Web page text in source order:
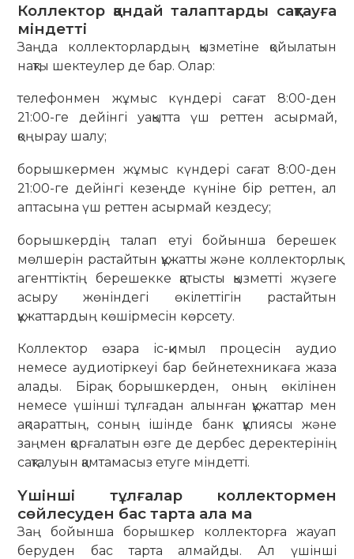
Коллектор қандай талаптарды сақтауға
міндетті
Заңда коллекторлардың қызметіне қойылатын
нақты шектеулер де бар. Олар:
телефонмен жұмыс күндері сағат 8:00-ден
21:00-ге дейінгі уақытта үш реттен асырмай,
қоңырау шалу;
борышкермен жұмыс күндері сағат 8:00-ден
21:00-ге дейінгі кезеңде күніне бір реттен, ал
аптасына үш реттен асырмай кездесу;
борышкердің талап етуі бойынша берешек
мөлшерін растайтын құжатты және коллекторлық
агенттіктің берешекке қатысты қызметті жүзеге
асыру жөніндегі өкілеттігін растайтын
құжаттардың көшірмесін көрсету.
Коллектор өзара іс-қимыл процесін аудио
немесе аудиотіркеуі бар бейнетехникаға жаза
алады. Бірақ борышкерден, оның өкілінен
немесе үшінші тұлғадан алынған құжаттар мен
ақпараттың, соның ішінде банк құпиясы және
заңмен қорғалатын өзге де дербес деректерінің
сақталуын қамтамасыз етуге міндетті.
Үшінші тұлғалар коллектормен
сөйлесуден бас тарта ала ма
Заң бойынша борышкер коллекторға жауап
беруден бас тарта алмайды. Ал үшінші